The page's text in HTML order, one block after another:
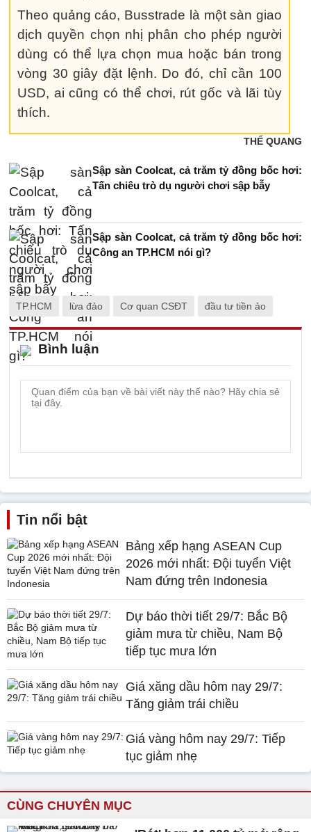
Theo quảng cáo, Busstrade là một sàn giao
dịch quyền chọn nhị phân cho phép người
dùng có thể lựa chọn mua hoặc bán trong
vòng 30 giây đặt lệnh. Do đó, chỉ cần 100
USD, ai cũng có thể chơi, rút gốc và lãi tùy
thích.
THẾ QUANG
Sập sàn Coolcat, cả trăm tỷ đồng bốc hơi:
Tấn chiêu trò dụ người chơi sập bẫy
Sập sàn Coolcat, cả trăm tỷ đồng bốc hơi:
Công an TP.HCM nói gì?
TP.HCM lừa đảo Cơ quan CSĐT đầu tư tiền ảo
Bình luận
Tin nổi bật
Bảng xếp hạng ASEAN Cup
2026 mới nhất: Đội tuyển Việt
Nam đứng trên Indonesia
Dự báo thời tiết 29/7: Bắc Bộ
giảm mưa từ chiều, Nam Bộ
tiếp tục mưa lớn
Giá xăng dầu hôm nay 29/7:
Tăng giảm trái chiều
Giá vàng hôm nay 29/7: Tiếp
tục giảm nhẹ
CÙNG CHUYÊN MỤC